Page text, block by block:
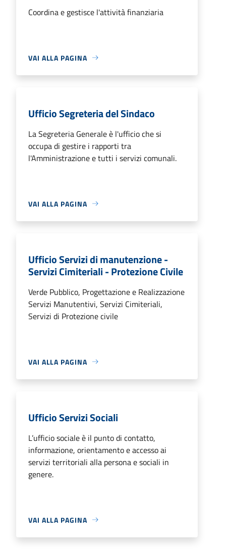
Coordina e gestisce l'attività finanziaria
VAI ALLA PAGINA
Ufficio Segreteria del Sindaco
La Segreteria Generale è l'ufficio che si
occupa di gestire i rapporti tra
l'Amministrazione e tutti i servizi comunali.
VAI ALLA PAGINA
Ufficio Servizi di manutenzione -
Servizi Cimiteriali - Protezione Civile
Verde Pubblico, Progettazione e Realizzazione
Servizi Manutentivi, Servizi Cimiteriali,
Servizi di Protezione civile
VAI ALLA PAGINA
Ufficio Servizi Sociali
L’ufficio sociale è il punto di contatto,
informazione, orientamento e accesso ai
servizi territoriali alla persona e sociali in
genere.
VAI ALLA PAGINA